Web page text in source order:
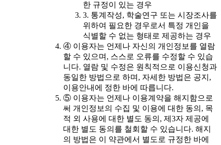
한 규정이 있는 경우
3. 통계작성, 학술연구 또는 시장조사를
위하여 필요한 경우로서 특정 개인을
식별할 수 없는 형태로 제공하는 경우
④ 이용자는 언제나 자신의 개인정보를 열람
할 수 있으며, 스스로 오류를 수정할 수 있습
니다. 열람 및 수정은 원칙적으로 이용신청과
동일한 방법으로 하며, 자세한 방법은 공지,
이용안내에 정한 바에 따릅니다.
⑤ 이용자는 언제나 이용계약을 해지함으로
써 개인정보의 수집 및 이용에 대한 동의, 목
적 외 사용에 대한 별도 동의, 제3자 제공에
대한 별도 동의를 철회할 수 있습니다. 해지
의 방법은 이 약관에서 별도로 규정한 바에